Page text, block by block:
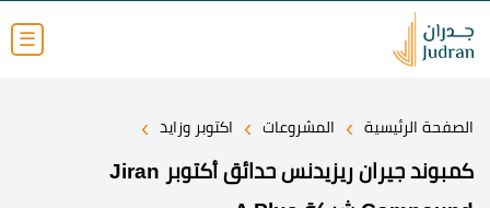
☰
الصفحة الرئيسية › المشروعات › اكتوبر وزايد ›
كمبوند جيران ريزيدنس حدائق أكتوبر Jiran